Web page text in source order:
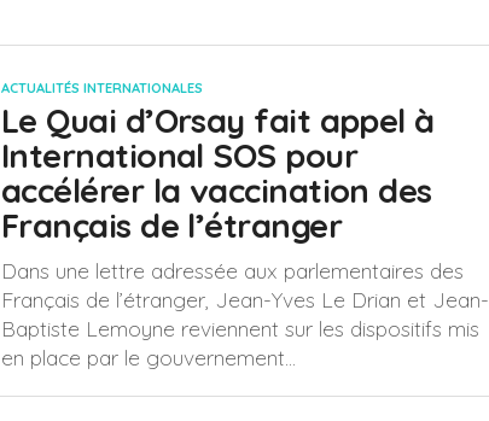
ACTUALITÉS INTERNATIONALES
Le Quai d’Orsay fait appel à
International SOS pour
accélérer la vaccination des
Français de l’étranger
Dans une lettre adressée aux parlementaires des
Français de l’étranger, Jean-Yves Le Drian et Jean-
Baptiste Lemoyne reviennent sur les dispositifs mis
en place par le gouvernement...